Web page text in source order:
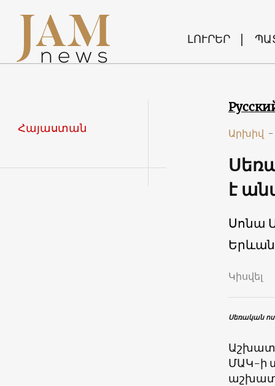
ԼՈՒՐԵՐ
Հայաստան Արխիվ -
է
Սոնա
Երևան
Կիսվել
Սեռական
ՄԱԿ-ի